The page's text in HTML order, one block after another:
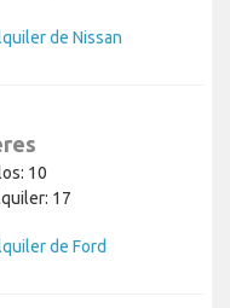
de Nissan
10
17
de Ford